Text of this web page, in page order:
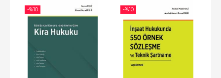
-%10 -%10